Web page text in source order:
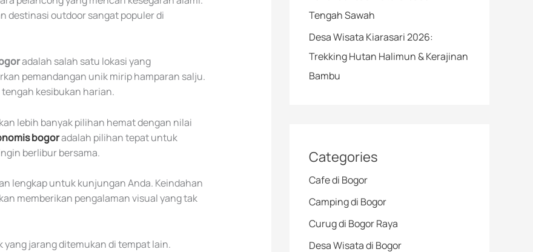
destinasi outdoor sangat populer di
adalah salah satu lokasi yang
pemandangan unik mirip hamparan salju.
kesibukan harian.
lebih banyak pilihan hemat dengan nilai
bogoradalah pilihan tepat untuk
berlibur bersama.
lengkap untuk kunjungan Anda. Keindahan
memberikan pengalaman visual yang tak
jarang ditemukan di tempat lain.
Tengah Sawah
Desa Wisata Kiarasari 2026:
Trekking Hutan Halimun & Kerajinan
Bambu
Categories
Cafe di Bogor
Camping di Bogor
Curug di Bogor Raya
Desa Wisata di Bogor